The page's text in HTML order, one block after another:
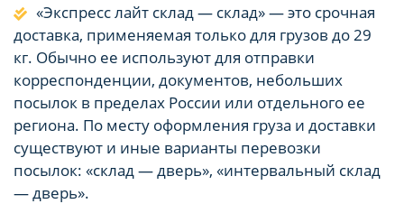
«Экспресс лайт склад — склад» — это срочная
доставка, применяемая только для грузов до 29
кг. Обычно ее используют для отправки
корреспонденции, документов, небольших
посылок в пределах России или отдельного ее
региона. По месту оформления груза и доставки
существуют и иные варианты перевозки
посылок: «склад — дверь», «интервальный склад
— дверь».